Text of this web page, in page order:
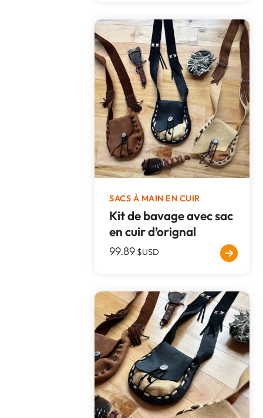
SACS À MAIN EN CUIR
Kit de bavage avec sac
en cuir d’orignal
99.89 $USD